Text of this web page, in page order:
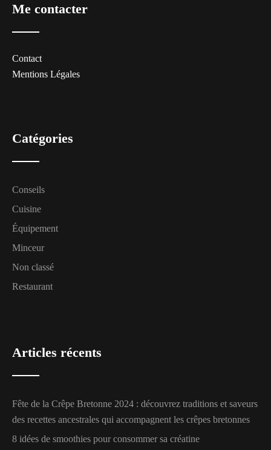
Me contacter
Contact
Mentions Légales
Catégories
Conseils
Cuisine
Équipement
Minceur
Non classé
Restaurant
Articles récents
Fête de la Crêpe Bretonne 2024 : découvrez traditions et saveurs
des recettes ancestrales qui accompagnent les crêpes bretonnes
8 idées de smoothies pour consommer sa créatine